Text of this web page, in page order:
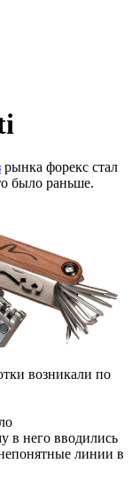
рынка форекс стал
было раньше.
возникали по
в него вводились
линии в